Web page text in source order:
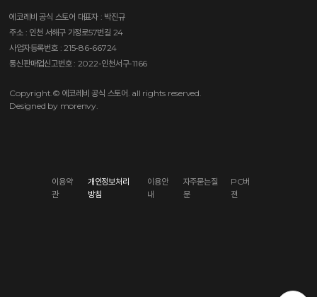
에코레비 공식 스토어 대표자 : 박진규
주소 : 인천 서해구 가정로57번길 24
사업자등록번호 : 215-86-66724
통신판매업신고번호 : 2022-인천서구-1166
Copyright.© 에코레비 공식 스토어. all rights reserved.
Designed by morenvy.
이용약
관
개인정보처리
방침
이용안
내
자주묻는질
문
PC버
젼